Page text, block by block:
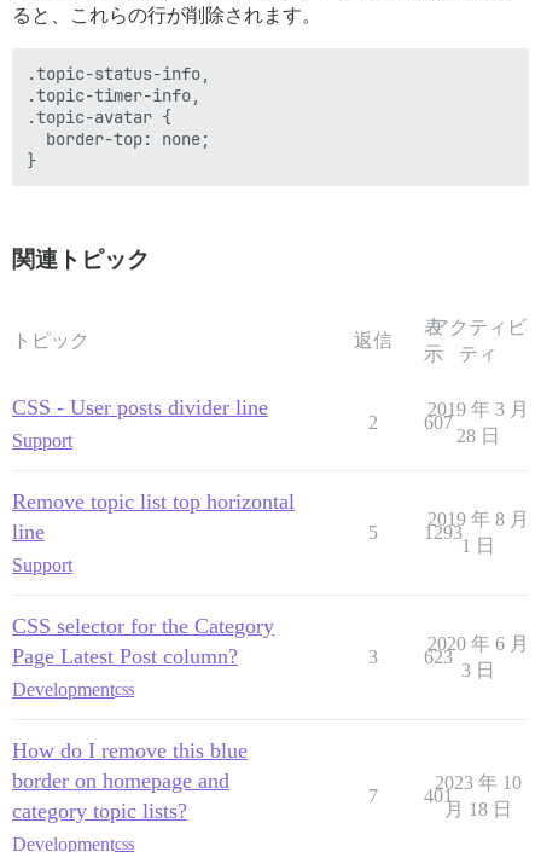
ると、これらの行が削除されます。
.topic-status-info,
.topic-timer-info,
.topic-avatar {
  border-top: none;
関連トピック
トピック 返信
表
示
アクティビ
ティ
CSS - User posts divider line
Support
2 607
2019 年 3 月
28 日
Remove topic list top horizontal
line
Support
5 1293
2019 年 8 月
1 日
CSS selector for the Category
Page Latest Post column?
Developmentcss
3 623
2020 年 6 月
3 日
How do I remove this blue
border on homepage and
category topic lists?
Developmentcss
7 401
2023 年 10
月 18 日